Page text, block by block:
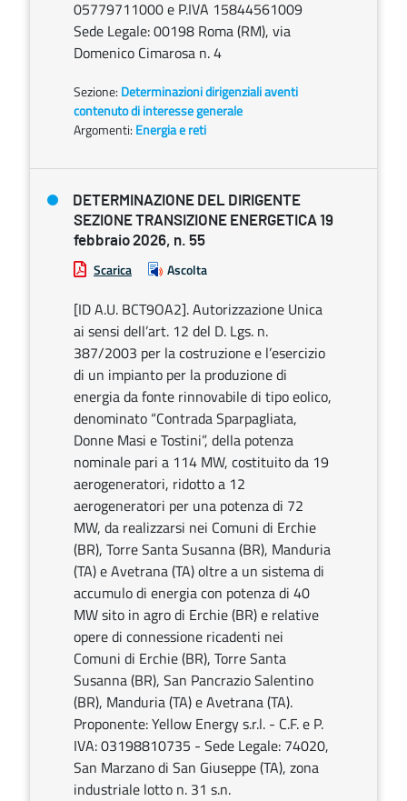
05779711000 e P.IVA 15844561009
Sede Legale: 00198 Roma (RM), via
Domenico Cimarosa n. 4
Sezione: Determinazioni dirigenziali aventi
contenuto di interesse generale
Argomenti: Energia e reti
DETERMINAZIONE DEL DIRIGENTE
SEZIONE TRANSIZIONE ENERGETICA 19
febbraio 2026, n. 55
Scarica Ascolta
[ID A.U. BCT9OA2]. Autorizzazione Unica
ai sensi dell’art. 12 del D. Lgs. n.
387/2003 per la costruzione e l’esercizio
di un impianto per la produzione di
energia da fonte rinnovabile di tipo eolico,
denominato “Contrada Sparpagliata,
Donne Masi e Tostini”, della potenza
nominale pari a 114 MW, costituito da 19
aerogeneratori, ridotto a 12
aerogeneratori per una potenza di 72
MW, da realizzarsi nei Comuni di Erchie
(BR), Torre Santa Susanna (BR), Manduria
(TA) e Avetrana (TA) oltre a un sistema di
accumulo di energia con potenza di 40
MW sito in agro di Erchie (BR) e relative
opere di connessione ricadenti nei
Comuni di Erchie (BR), Torre Santa
Susanna (BR), San Pancrazio Salentino
(BR), Manduria (TA) e Avetrana (TA).
Proponente: Yellow Energy s.r.l. - C.F. e P.
IVA: 03198810735 - Sede Legale: 74020,
San Marzano di San Giuseppe (TA), zona
industriale lotto n. 31 s.n.